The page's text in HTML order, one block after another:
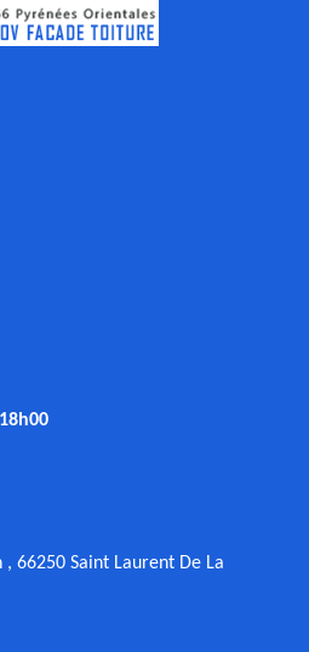
66250 Saint Laurent De La